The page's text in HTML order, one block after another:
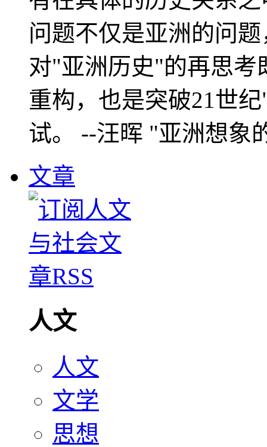
问题不仅是亚洲的问
对"亚洲历史"的再思考
重构，也是突破21世
试。 --汪晖 "亚洲想象
文章
人文
人文
文学
思想